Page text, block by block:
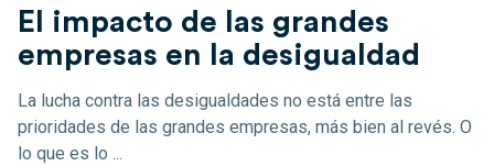
El impacto de las grandes
empresas en la desigualdad
La lucha contra las desigualdades no está entre las
prioridades de las grandes empresas, más bien al revés. O
lo que es lo ...